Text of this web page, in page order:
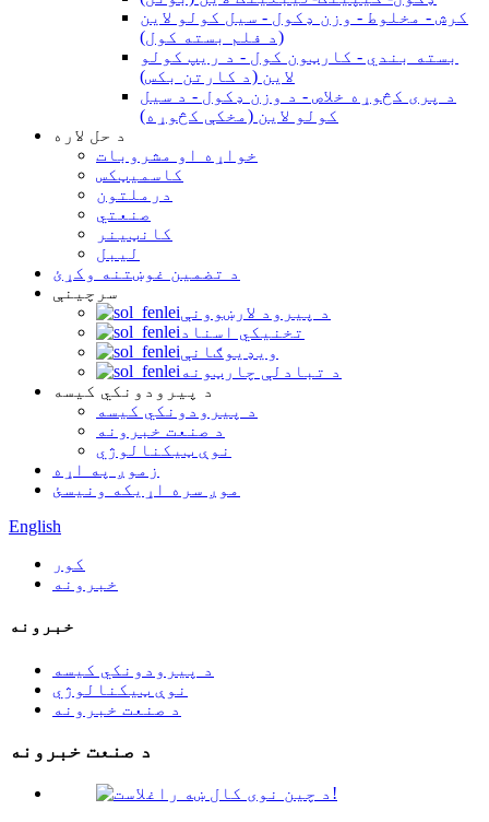
کرش - مخلوط - وزن ډکول - سیل کولو لاین
(د فلم بسته کول)
بسته بندي - کارټون کول - د ریپ کولو
لاین (د کارتن بکس)
د پری کڅوړه خلاص - د وزن ډکول - د سیل
کولو لاین (مخکې کڅوړه)
د حل لاره
خواړه او مشروبات
کاسمیټکس
درملتون
صنعتي
کانټینر
لیبل
د تضمین غوښتنه وکړئ
سرچینې
د پیرود لارښوونې
تخنیکي اسناد
ویډیوګانې
د تبادلې چارټونه
د پیرودونکي کیسه
د پیرودونکي کیسه
د صنعت خبرونه
نوې ټیکنالوژي
زموږ په اړه
موږ سره اړیکه ونیسئ
English
کور
خبرونه
خبرونه
د پیرودونکي کیسه
نوې ټیکنالوژي
د صنعت خبرونه
د صنعت خبرونه